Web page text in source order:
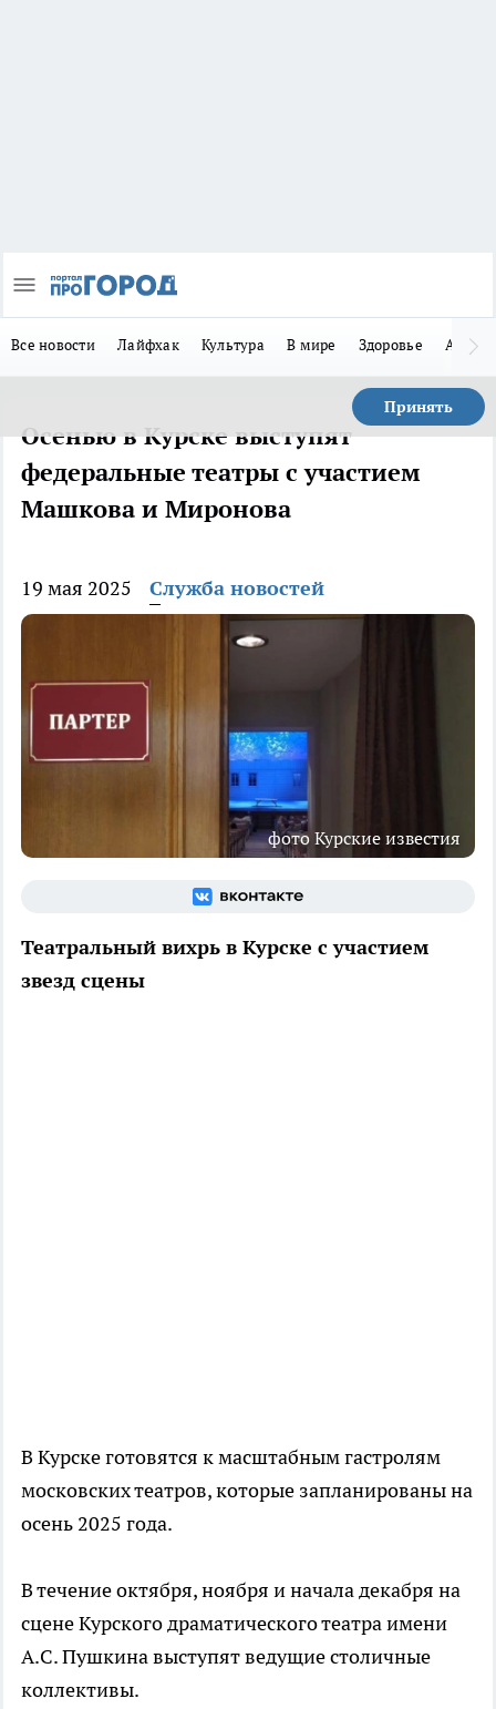
Все новости Лайфхак Культура В мире Здоровье Авто
Принять
Осенью в Курске выступят
федеральные театры с участием
Машкова и Миронова
19 мая 2025 Служба новостей
фото Курские известия
Театральный вихрь в Курске с участием
звезд сцены
В Курске готовятся к масштабным гастролям
московских театров, которые запланированы на
осень 2025 года.
В течение октября, ноября и начала декабря на
сцене Курского драматического театра имени
А.С. Пушкина выступят ведущие столичные
коллективы.